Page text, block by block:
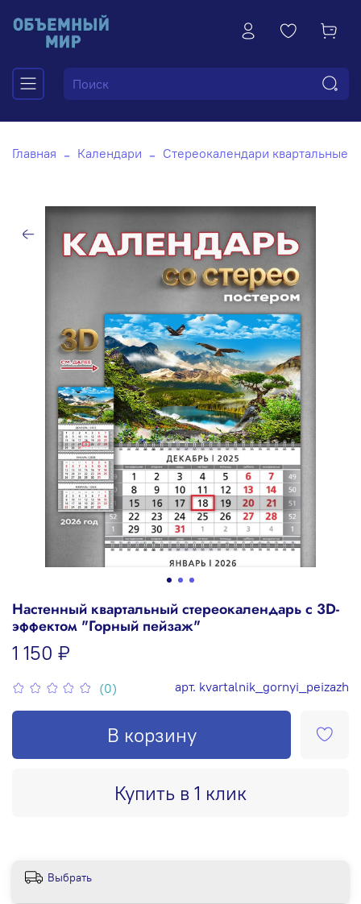
Главная Календари Стереокалендари квартальные
(0) арт. kvartalnik_gornyi_peizazh
Настенный квартальный стереокалендарь c 3D-
эффектом "Горный пейзаж"
1 150 ₽
В корзину
Купить в 1 клик
Выбрать